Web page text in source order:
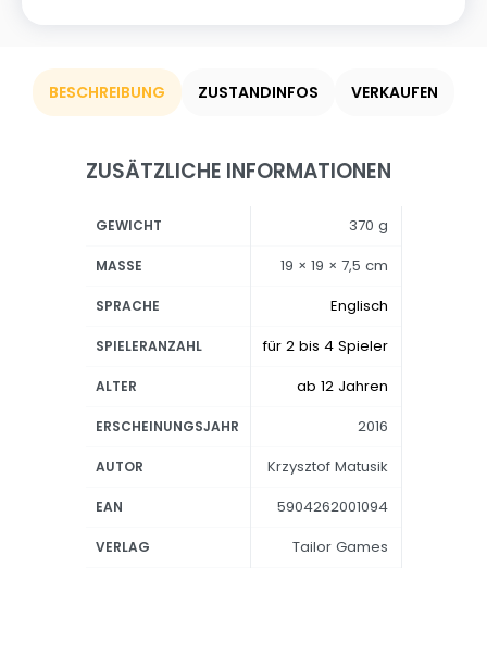
BESCHREIBUNG ZUSTANDINFOS VERKAUFEN
ZUSÄTZLICHE INFORMATIONEN
GEWICHT 370 g
MASSE 19 × 19 × 7,5 cm
SPRACHE Englisch
SPIELERANZAHL für 2 bis 4 Spieler
ALTER ab 12 Jahren
ERSCHEINUNGSJAHR 2016
AUTOR Krzysztof Matusik
EAN 5904262001094
VERLAG Tailor Games